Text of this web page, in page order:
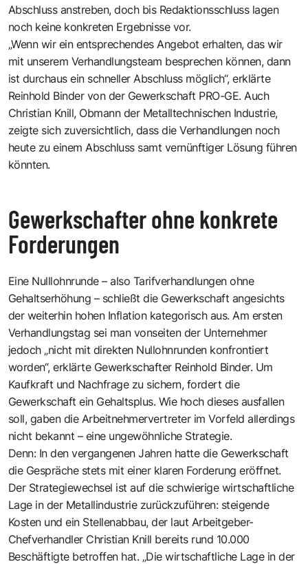
Abschluss anstreben, doch bis Redaktionsschluss lagen
noch keine konkreten Ergebnisse vor.
„Wenn wir ein entsprechendes Angebot erhalten, das wir
mit unserem Verhandlungsteam besprechen können, dann
ist durchaus ein schneller Abschluss möglich“, erklärte
Reinhold Binder von der Gewerkschaft PRO-GE. Auch
Christian Knill, Obmann der Metalltechnischen Industrie,
zeigte sich zuversichtlich, dass die Verhandlungen noch
heute zu einem Abschluss samt vernünftiger Lösung führen
könnten.
Gewerkschafter ohne konkrete
Forderungen
Eine Nulllohnrunde – also Tarifverhandlungen ohne
Gehaltserhöhung – schließt die Gewerkschaft angesichts
der weiterhin hohen Inflation kategorisch aus. Am ersten
Verhandlungstag sei man vonseiten der Unternehmer
jedoch „nicht mit direkten Nullohnrunden konfrontiert
worden“, erklärte Gewerkschafter Reinhold Binder. Um
Kaufkraft und Nachfrage zu sichern, fordert die
Gewerkschaft ein Gehaltsplus. Wie hoch dieses ausfallen
soll, gaben die Arbeitnehmervertreter im Vorfeld allerdings
nicht bekannt – eine ungewöhnliche Strategie.
Denn: In den vergangenen Jahren hatte die Gewerkschaft
die Gespräche stets mit einer klaren Forderung eröffnet.
Der Strategiewechsel ist auf die schwierige wirtschaftliche
Lage in der Metallindustrie zurückzuführen: steigende
Kosten und ein Stellenabbau, der laut Arbeitgeber-
Chefverhandler Christian Knill bereits rund 10.000
Beschäftigte betroffen hat. „Die wirtschaftliche Lage in der